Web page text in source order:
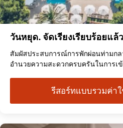
วันหยุด. จัดเรียงเรียบร้อยแล้ว
สัมผัสประสบการณ์การพักผ่อนท่ามก
อำนวยความสะดวกครบครันในการเ
รีสอร์ทแบบรวมค่า